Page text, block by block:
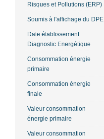
Risques et Pollutions (ERP)
Soumis à l'affichage du DPE
Date établissement
Diagnostic Energétique
Consommation énergie
primaire
Consommation énergie
finale
Valeur consommation
énergie primaire
Valeur consommation